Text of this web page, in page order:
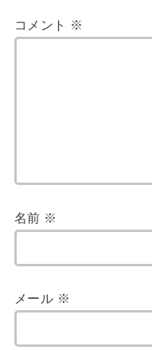
コメント ※
名前 ※
メール ※